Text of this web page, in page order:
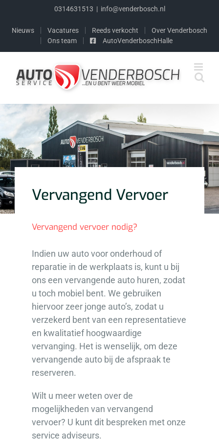
0314631513 | info@venderbosch.nl
Nieuws Vacatures Reeds verkocht
Over Venderbosch
Ons team
AutoVenderboschHalle
Vervangend Vervoer
Vervangend vervoer nodig?
Indien uw auto voor onderhoud of
reparatie in de werkplaats is, kunt u bij
ons een vervangende auto huren, zodat
u toch mobiel bent. We gebruiken
hiervoor zeer jonge auto’s, zodat u
verzekerd bent van een representatieve
en kwalitatief hoogwaardige
vervanging. Het is wenselijk, om deze
vervangende auto bij de afspraak te
reserveren.
Wilt u meer weten over de
mogelijkheden van vervangend
vervoer? U kunt dit bespreken met onze
service adviseurs.